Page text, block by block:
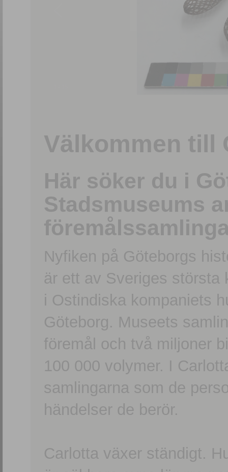
Välkommen till
Här söker du i
Stadsmuseums
Nyfiken på Göteborgs
är ett av Sveriges största
i Ostindiska kompaniets
Göteborg. Museets
föremål och två miljoner
100 000 volymer. I
samlingarna som de
händelser de berör.
Carlotta växer ständigt.